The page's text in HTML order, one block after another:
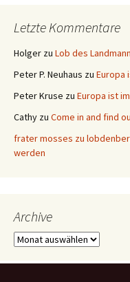
Letzte Kommentare
Holger zu Lob des
Peter P. Neuhaus zu Europa
Peter Kruse zu Europa ist
Cathy zu Come in and find
frater mosses zu
werden
Archive
Archive